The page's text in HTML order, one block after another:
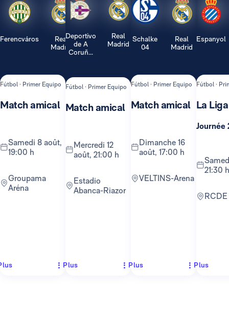
Ferencváros
Real
Madrid
Fútbol · Primer Equipo
Match amical
samedi 8 août,
19:00 h
Groupama
Aréna
Deportivo
de A
Coruñ...
Real
Madrid
Fútbol · Primer Equipo
Match amical
mercredi 12
août, 21:00 h
Estadio
Abanca-Riazor
Plus
Schalke
04
Real
Madrid
Fútbol · Primer Equipo
Match amical
dimanche 16
août, 17:00 h
VELTINS-Arena
Plus
Espanyol
Fútbol ·
La Liga
Journée
samedi 22 août,
21:30 h
Plus